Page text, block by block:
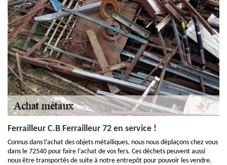
Ferrailleur C.B Ferrailleur 72 en service !
Connus dans l’achat des objets métalliques, nous nous déplaçons chez vous
dans le 72540 pour faire l’achat de vos fers. Ces déchets peuvent aussi
nous être transportés de suite à notre entrepôt pour pouvoir les vendre.